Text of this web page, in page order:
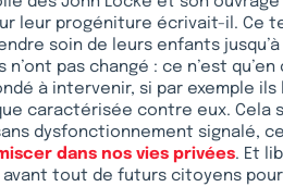
leur progéniture écrivait-il. Ce
soin de leurs enfants
pas changé : ce n’est qu’en
à intervenir, si par exemple ils
caractérisée contre eux. Cela
dysfonctionnement signalé,
dans nos vies privées. Et
tout de futurs citoyens pour